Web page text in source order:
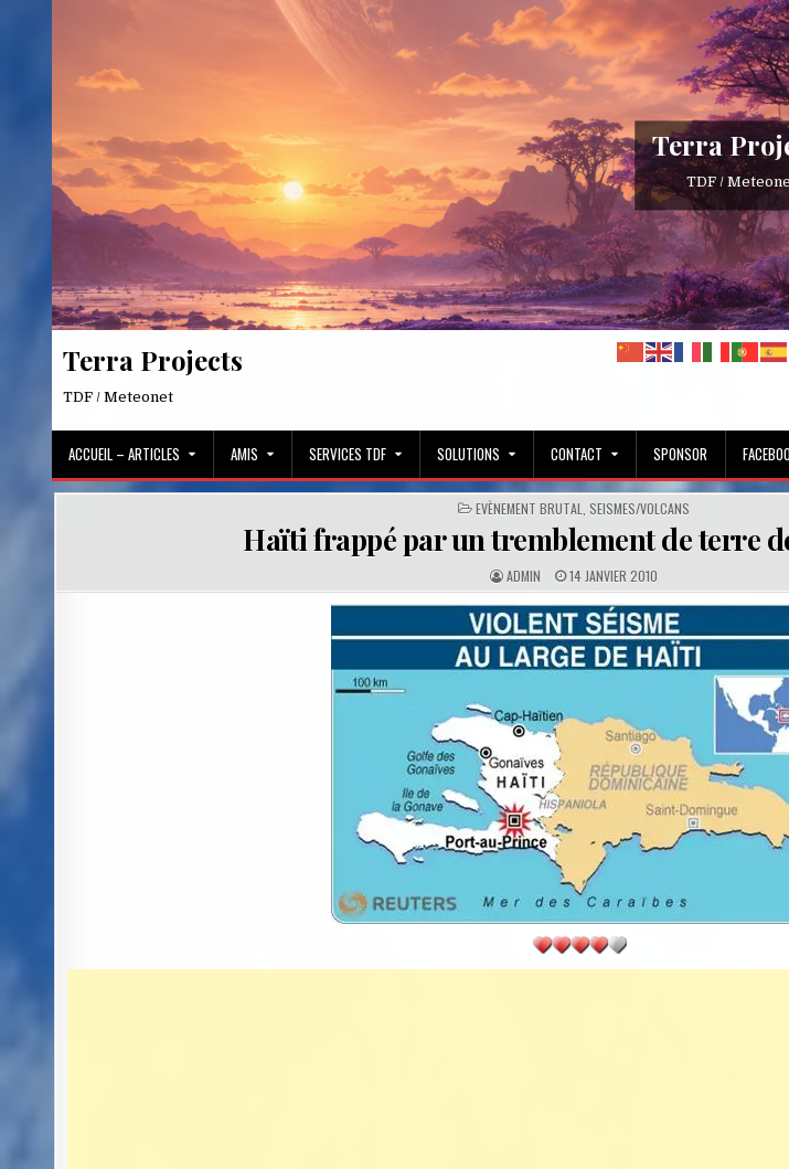
Terra
TDF /
Terra Projects
TDF / Meteonet
ACCUEIL – ARTICLES AMIS SERVICES TDF SOLUTIONS CONTACT SPONSOR
POSTED
IN
EVÈNEMENT BRUTAL SEISMES/VOLCANS
Haïti frappé par un tremblement de terre
A
U
T
H
O
R
ADMIN P
U
B
L
I
S
H
E
T
14 JANVIER 2010